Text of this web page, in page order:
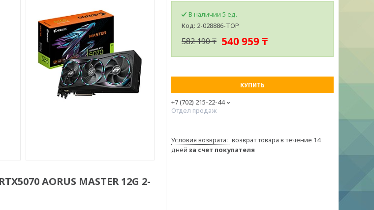
AORUS MASTER 12G 2-
В наличии 5 ед.
Код: 2-028886-TOP
582 190 ₸ 540 959 ₸
КУПИТЬ
+7 (702) 215-22-44
Отдел продаж
возврат товара в течение 14
дней за счет покупателя